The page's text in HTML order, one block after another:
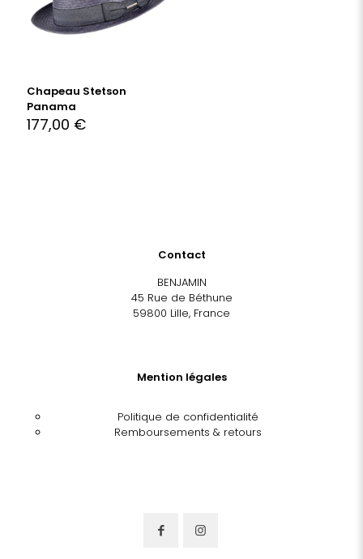
Chapeau Stetson
Panama
177,00 €
Contact
BENJAMIN
45 Rue de Béthune
59800 Lille, France
Mention légales
Politique de confidentialité
Remboursements & retours